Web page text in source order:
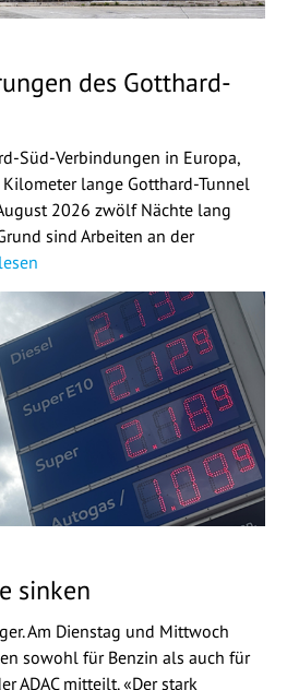
des Gotthard-
Süd-Verbindungen in Europa,
lange Gotthard-Tunnel
2026 zwölf Nächte lang
sind Arbeiten an der
sinken
Am Dienstag und Mittwoch
sowohl für Benzin als auch für
ADAC mitteilt. «Der stark